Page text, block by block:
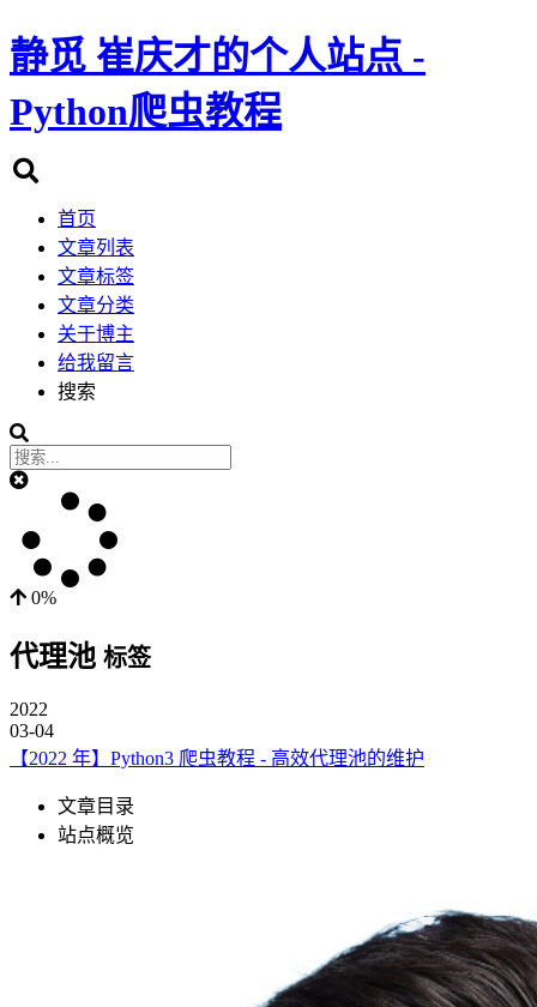
静觅 崔庆才的个人站点 -
Python爬虫教程
首页
文章列表
文章标签
文章分类
关于博主
给我留言
搜索
0%
代理池 标签
2022
03-04
【2022 年】Python3 爬虫教程 - 高效代理池的维护
文章目录
站点概览